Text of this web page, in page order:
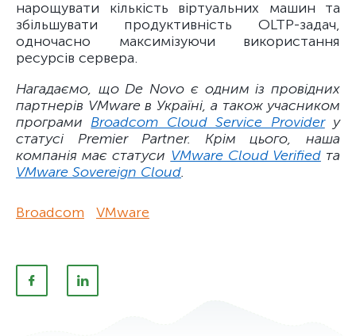
нарощувати кількість віртуальних машин та
збільшувати продуктивність OLTP-задач,
одночасно максимізуючи використання
ресурсів сервера.
Нагадаємо, що De Novo є одним із провідних
партнерів VMware в Україні, а також учасником
програмиBroadcom Cloud Service Providerу
статусі Premier Partner. Крім цього, наша
компанія має статуси VMware Cloud Verifiedта
VMware Sovereign Cloud.
Broadcom VMware